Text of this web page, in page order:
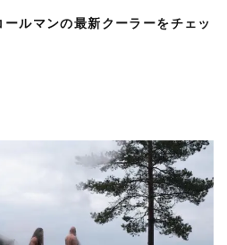
ルマンの最新クーラーをチェッ